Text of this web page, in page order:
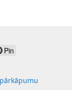
Pin